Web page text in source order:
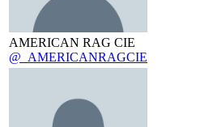
AMERICAN RAG CIE
@_AMERICANRAGCIE